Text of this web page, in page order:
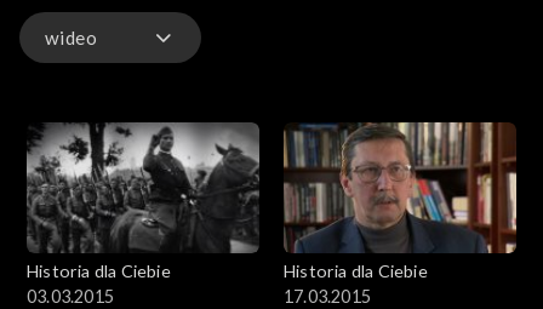
wideo
Historia dla Ciebie
03.03.2015
Historia dla Ciebie
17.03.2015